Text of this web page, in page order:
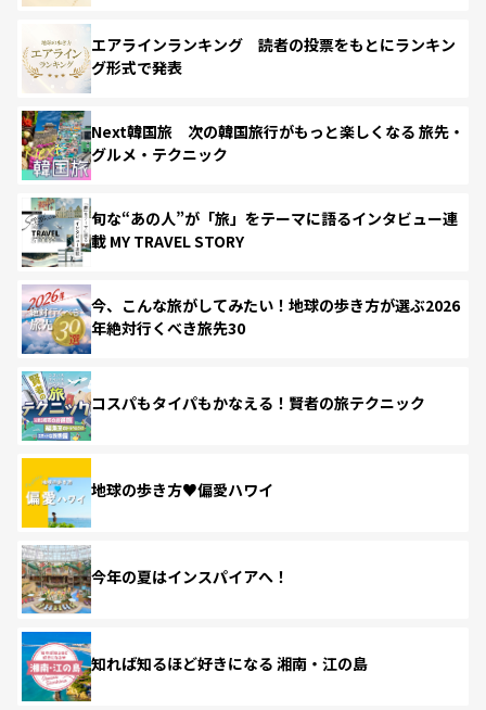
エアラインランキング 読者の投票をもとにランキン
グ形式で発表
Next韓国旅 次の韓国旅行がもっと楽しくなる 旅先・
グルメ・テクニック
旬な“あの人”が「旅」をテーマに語るインタビュー連
載 MY TRAVEL STORY
今、こんな旅がしてみたい！地球の歩き方が選ぶ2026
年絶対行くべき旅先30
コスパもタイパもかなえる！賢者の旅テクニック
地球の歩き方♥偏愛ハワイ
今年の夏はインスパイアへ！
知れば知るほど好きになる 湘南・江の島